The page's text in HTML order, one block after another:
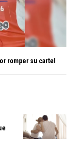
romper su cartel